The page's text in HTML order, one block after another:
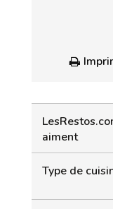
aiment
Type de